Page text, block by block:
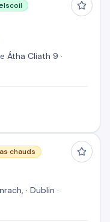
Átha Cliath 9 ·
chauds
· Dublin ·